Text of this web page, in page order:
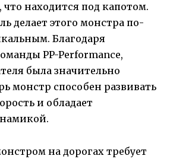
находится под капотом.
делает этого монстра по-
Благодаря
PP-Performance,
была значительно
монстр способен развивать
и обладает
на дорогах требует